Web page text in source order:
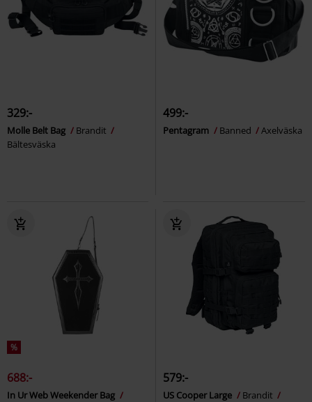
329:-
Molle Belt Bag
Brandit
Bältesväska
499:-
Pentagram Banned Axelväska
%
688:-
In Ur Web Weekender Bag
579:-
US Cooper Large
Brandit